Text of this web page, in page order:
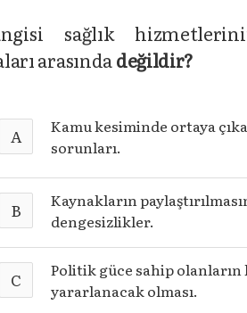
sağlık
arasındadeğildir?
A
Kamu kesiminde ortaya
sorunları.
B
Kaynakların
dengesizlikler.
C
Politik güce sahip
yararlanacak olması.